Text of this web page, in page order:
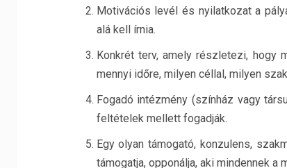
Motivációs levél és nyilatkozat a
alá kell írnia.
Konkrét terv, amely részletezi, hogy
mennyi időre, milyen céllal, milyen
Fogadó intézmény (színház vagy
feltételek mellett fogadják.
Egy olyan támogató, konzulens,
támogatja, opponálja, aki mindennek